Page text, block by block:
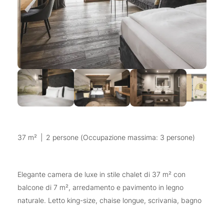
37 m² 2 persone (Occupazione massima: 3 persone)
Elegante camera de luxe in stile chalet di 37 m² con
balcone di 7 m², arredamento e pavimento in legno
naturale. Letto king-size, chaise longue, scrivania, bagno